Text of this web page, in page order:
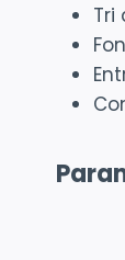
Tri